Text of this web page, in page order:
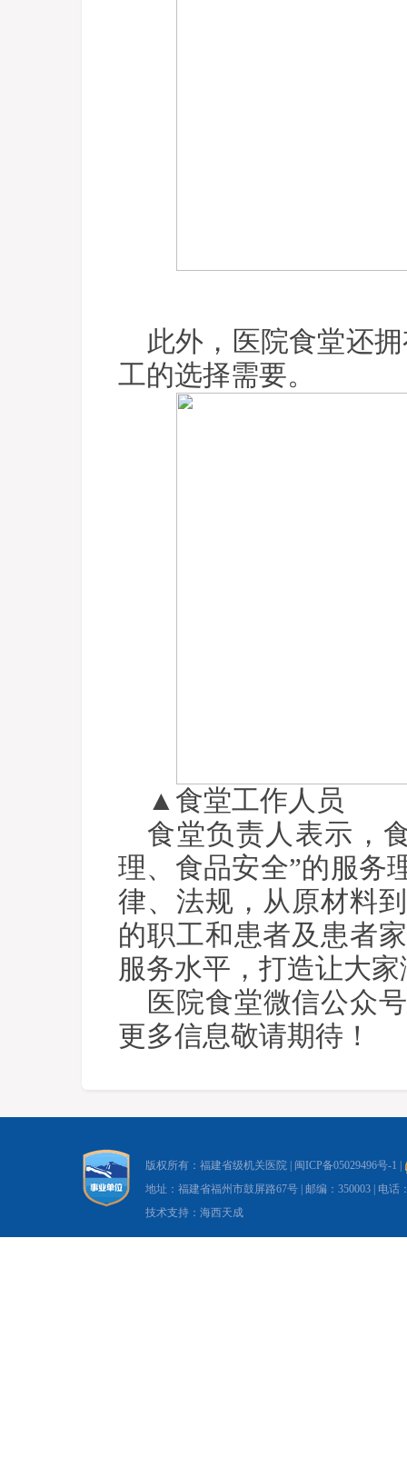
此外，医院食堂还
工的选择需要。
▲食堂工作人员
食堂负责人表示，
理、食品安全”的服务
律、法规，从原材料
的职工和患者及患者
服务水平，打造让大
医院食堂微信公众
更多信息敬请期待！
版权所有：福建省级机关医院 | 闽ICP备05029496号-1
地址：福建省福州市鼓屏路67号 | 邮编：350003 | 电话
技术支持：海西天成